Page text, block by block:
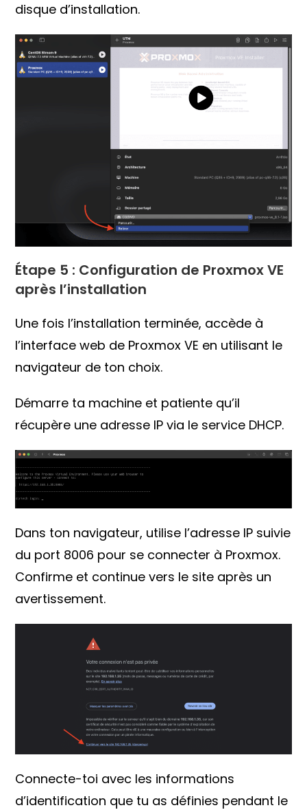
disque d’installation.
Étape 5 : Configuration de Proxmox VE
après l’installation
Une fois l’installation terminée, accède à
l’interface web de Proxmox VE en utilisant le
navigateur de ton choix.
Démarre ta machine et patiente qu’il
récupère une adresse IP via le service DHCP.
Dans ton navigateur, utilise l’adresse IP suivie
du port 8006 pour se connecter à Proxmox.
Confirme et continue vers le site après un
avertissement.
Connecte-toi avec les informations
d’identification que tu as définies pendant le